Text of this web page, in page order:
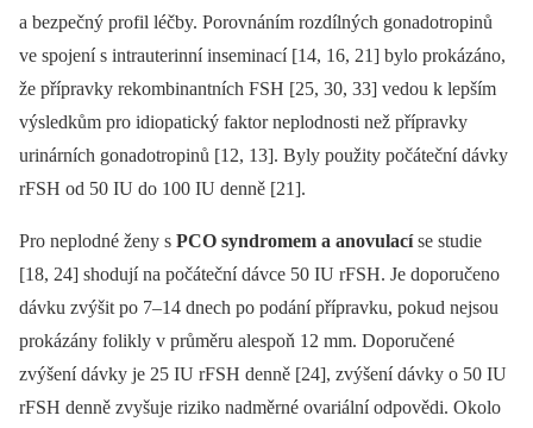
a bezpečný profil léčby. Porovnáním rozdílných gonadotropinů
ve spojení s intrauterinní inseminací [14, 16, 21] bylo prokázáno,
že přípravky rekombinantních FSH [25, 30, 33] vedou k lepším
výsledkům pro idiopatický faktor neplodnosti než přípravky
urinárních gonadotropinů [12, 13]. Byly použity počáteční dávky
rFSH od 50 IU do 100 IU denně [21].
Pro neplodné ženy s PCO syndromem a anovulacíse studie
[18, 24] shodují na počáteční dávce 50 IU rFSH. Je doporučeno
dávku zvýšit po 7–14 dnech po podání přípravku, pokud nejsou
prokázány folikly v průměru alespoň 12 mm. Doporučené
zvýšení dávky je 25 IU rFSH denně [24], zvýšení dávky o 50 IU
rFSH denně zvyšuje riziko nadměrné ovariální odpovědi. Okolo